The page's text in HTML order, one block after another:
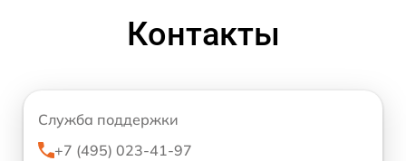
Контакты
Служба поддержки
+7 (495) 023-41-97